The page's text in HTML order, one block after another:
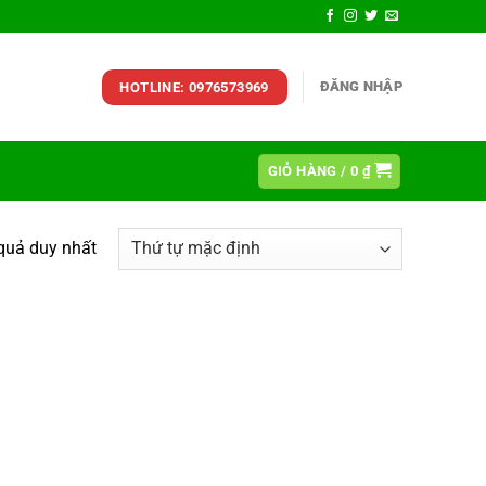
HOTLINE: 0976573969 ĐĂNG NHẬP
GIỎ HÀNG / 0 ₫
duy nhất